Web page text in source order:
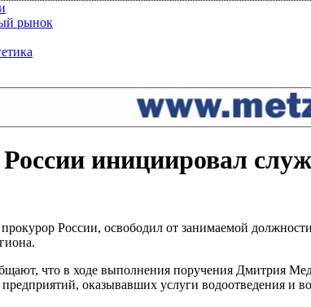
рынок
инициировал
России, освободил от занимаемой
что в ходе выполнения поручения Дмитрия
оказывавших услуги водоотведения и